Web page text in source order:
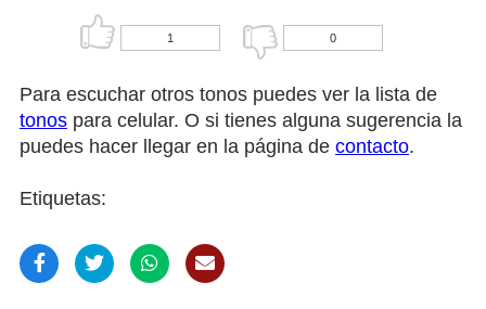
1 0
Para escuchar otros tonos puedes ver la lista de
tonos para celular. O si tienes alguna sugerencia la
puedes hacer llegar en la página de contacto.
Etiquetas: